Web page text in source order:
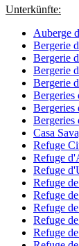
Unterkünfte:
Auberge
Bergerie
Bergerie
Bergerie
Bergerie
Bergeries
Bergeries
Bergeries
Casa
Refuge
Refuge
Refuge
Refuge
Refuge
Refuge
Refuge
Refuge